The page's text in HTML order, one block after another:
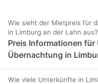
Wie sieht der Mietpreis für
in Limburg an der Lahn aus?
Preis Informationen
Übernachtung in
Wie viele Unterkünfte in